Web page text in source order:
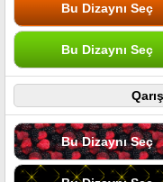
Bu Dizaynı Seç
Bu Dizaynı Seç
Bu Dizaynı Seç